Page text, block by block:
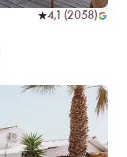
4,1 (2058)